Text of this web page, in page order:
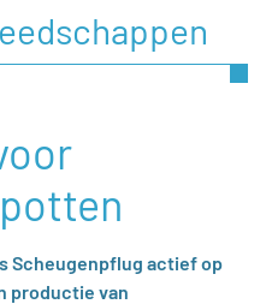
Scheugenpflug actief op
productie van